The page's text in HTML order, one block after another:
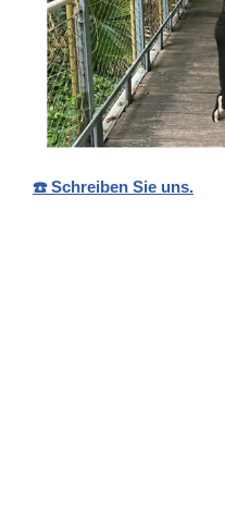
☎️ Schreiben Sie uns.